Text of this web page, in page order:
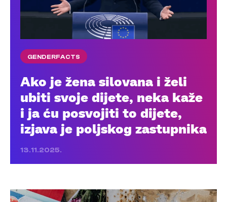
GENDERFACTS
Ako je žena silovana i želi
ubiti svoje dijete, neka kaže
i ja ću posvojiti to dijete,
izjava je poljskog zastupnika
13.11.2025.